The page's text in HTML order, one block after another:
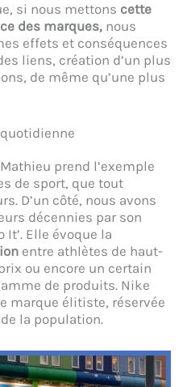
si nous mettons cette
des marques, nous
effets et conséquences
liens, création d’un plus
de même qu’une plus
prend l’exemple
de sport, que tout
D’un côté, nous avons
décennies par son
It’. Elle évoque la
entre athlètes de haut-
ou encore un certain
de produits. Nike
marque élitiste, réservée
la population.